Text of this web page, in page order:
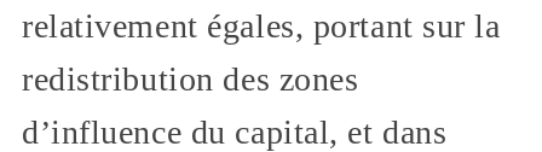
relativement égales, portant sur la
redistribution des zones
d’influence du capital, et dans